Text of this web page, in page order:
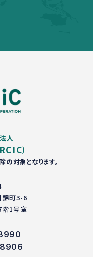
人
）
対象となります。
錦町3-6
階1号室